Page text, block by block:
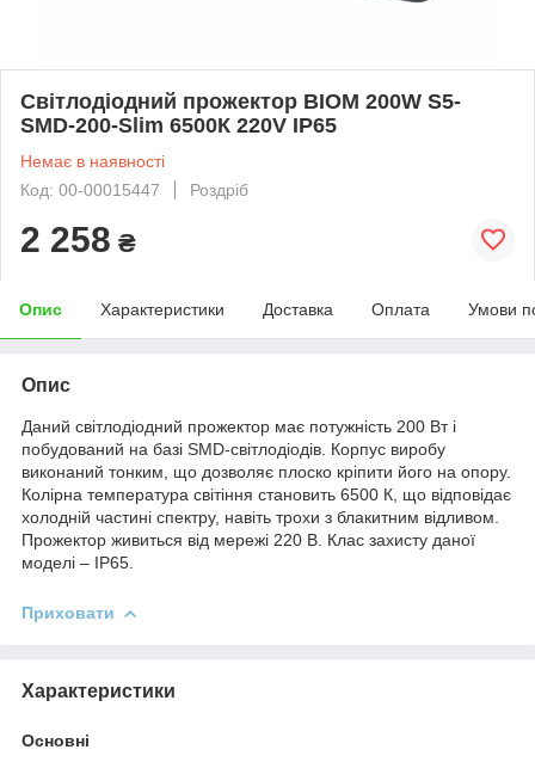
Світлодіодний прожектор BIOM 200W S5-
SMD-200-Slim 6500К 220V IP65
Немає в наявності
Код: 00-00015447
Роздріб
2 258 ₴
Опис Характеристики Доставка Оплата Умови
Опис
Даний світлодіодний прожектор має потужність 200 Вт і
побудований на базі SMD-світлодіодів. Корпус виробу
виконаний тонким, що дозволяє плоско кріпити його на опору.
Колірна температура світіння становить 6500 К, що відповідає
холодній частині спектру, навіть трохи з блакитним відливом.
Прожектор живиться від мережі 220 В. Клас захисту даної
моделі – IP65.
Приховати
Характеристики
Основні